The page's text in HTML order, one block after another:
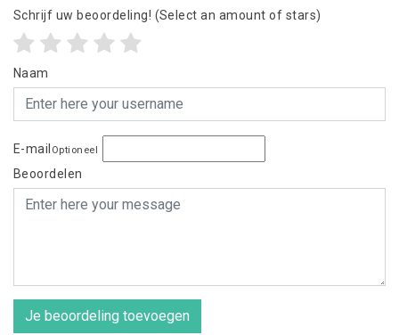
Schrijf uw beoordeling! (Select an amount of stars)
Naam
E-mail Optioneel
Beoordelen
Je beoordeling toevoegen